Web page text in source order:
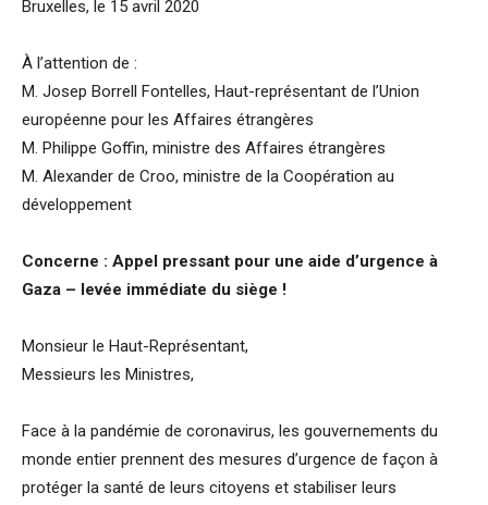
Bruxelles, le 15 avril 2020
À l’attention de :
M. Josep Borrell Fontelles, Haut-représentant de l’Union
européenne pour les Affaires étrangères
M. Philippe Goffin, ministre des Affaires étrangères
M. Alexander de Croo, ministre de la Coopération au
développement
Concerne : Appel pressant pour une aide d’urgence à
Gaza – levée immédiate du siège !
Monsieur le Haut-Représentant,
Messieurs les Ministres,
Face à la pandémie de coronavirus, les gouvernements du
monde entier prennent des mesures d’urgence de façon à
protéger la santé de leurs citoyens et stabiliser leurs